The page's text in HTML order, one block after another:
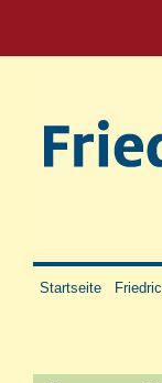
Startseite